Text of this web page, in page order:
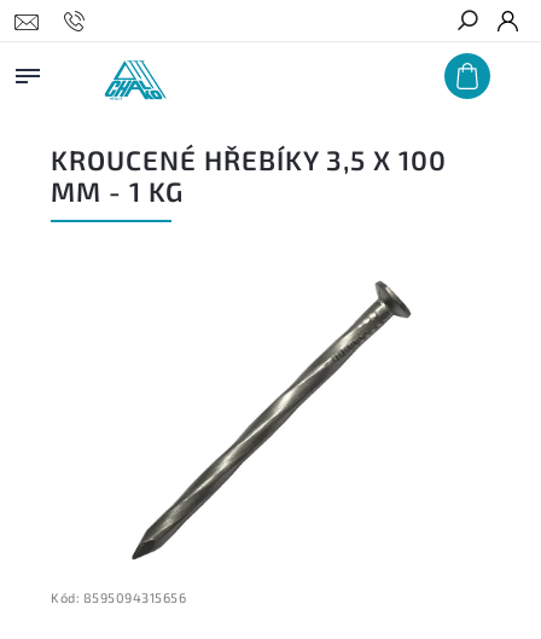
Hledat
KROUCENÉ HŘEBÍKY 3,5 X 100
MM - 1 KG
Kód: 8595094315656